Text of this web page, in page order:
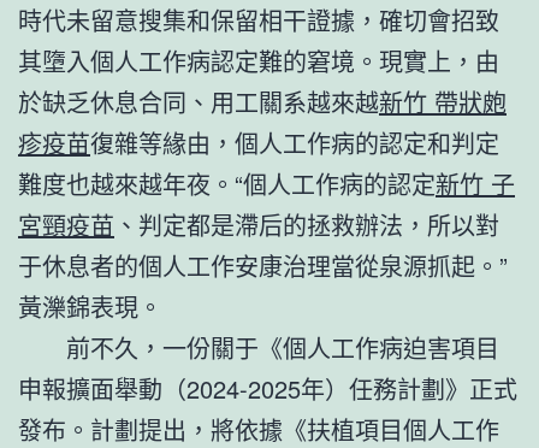
時代未留意搜集和保留相干證據，確切會招致
其墮入個人工作病認定難的窘境。現實上，由
於缺乏休息合同、用工關系越來越新竹 帶狀皰
疹疫苗復雜等緣由，個人工作病的認定和判定
難度也越來越年夜。“個人工作病的認定新竹 子
宮頸疫苗 、判定都是滯后的拯救辦法，所以對
于休息者的個人工作安康治理當從泉源抓起。”
黃濼錦表現。
前不久，一份關于《個人工作病迫害項目
申報擴面舉動（2024-2025年）任務計劃》正式
發布。計劃提出，將依據《扶植項目個人工作